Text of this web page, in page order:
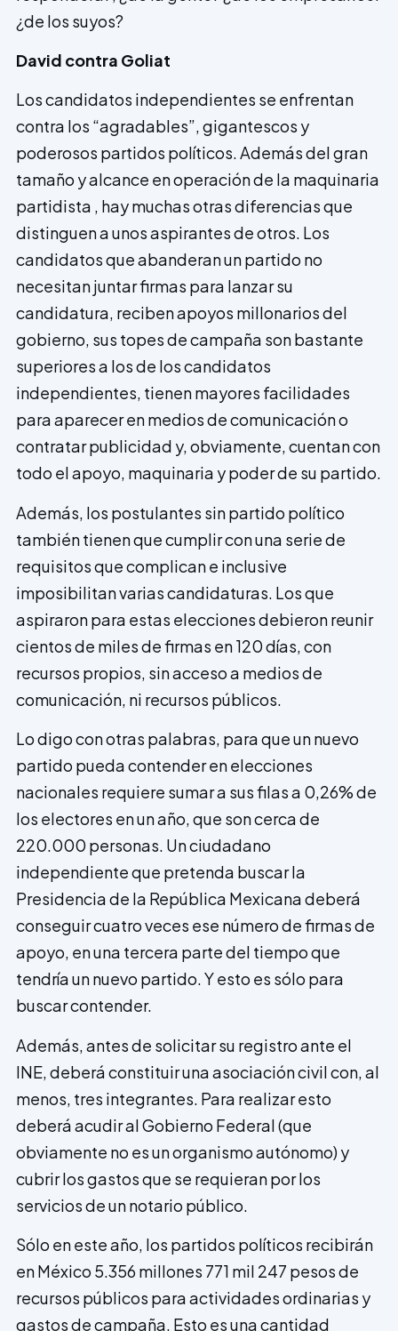
¿de los suyos?
David contra Goliat
Los candidatos independientes se enfrentan
contra los “agradables”, gigantescos y
poderosos partidos políticos. Además del gran
tamaño y alcance en operación de la maquinaria
partidista , hay muchas otras diferencias que
distinguen a unos aspirantes de otros. Los
candidatos que abanderan un partido no
necesitan juntar firmas para lanzar su
candidatura, reciben apoyos millonarios del
gobierno, sus topes de campaña son bastante
superiores a los de los candidatos
independientes, tienen mayores facilidades
para aparecer en medios de comunicación o
contratar publicidad y, obviamente, cuentan con
todo el apoyo, maquinaria y poder de su partido.
Además, los postulantes sin partido político
también tienen que cumplir con una serie de
requisitos que complican e inclusive
imposibilitan varias candidaturas. Los que
aspiraron para estas elecciones debieron reu­nir
cientos de miles de firmas en 120 días, con
recursos propios, sin acceso a medios de
comunicación, ni recursos públicos.
Lo digo con otras palabras, para que un nuevo
partido pueda contender en eleccio­nes
nacionales requiere sumar a sus filas a 0,26% de
los electores en un año, que son cerca de
220.000 personas. Un ciudadano
independiente que pretenda buscar la
Presidencia de la República Mexicana deberá
conseguir cuatro veces ese número de firmas de
apoyo, en una tercera parte del tiempo que
tendría un nuevo partido. Y esto es sólo para
buscar contender.
Además, antes de solicitar su registro ante el
INE, deberá constituir una asociación civil con, al
menos, tres integrantes. Para realizar esto
deberá acudir al Gobierno Federal (que
obviamente no es un organis­mo autónomo) y
cubrir los gastos que se requieran por los
servicios de un notario público.
Sólo en este año, los partidos políticos recibirán
en México 5.356 millones 771 mil 247 pesos de
recursos públicos para actividades ordinarias y
gastos de campaña. Esto es una cantidad